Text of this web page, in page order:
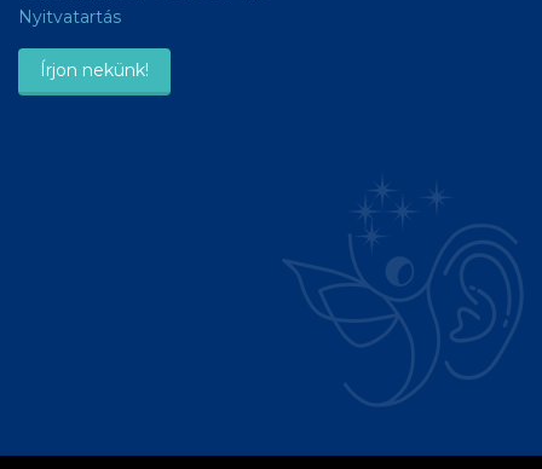
Nyitvatartás
Írjon nekünk!